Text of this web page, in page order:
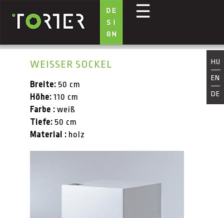
Direkt zum Inhalt
☰
HU
EN
DE
WEISSER SOCKEL
Breite: 50 cm
Höhe: 110 cm
Farbe : weiß
Tiefe: 50 cm
Material : holz